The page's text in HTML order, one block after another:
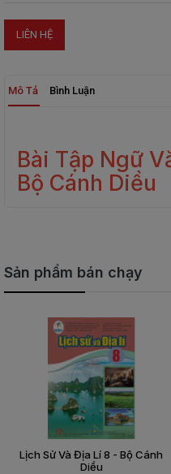
LIÊN HỆ
Mô Tả Bình Luận
Bài Tập Ngữ
Bộ Cánh Diều
Sản phẩm bán chạy
Lịch Sử Và Địa Lí 8 - Bộ Cánh
Diều